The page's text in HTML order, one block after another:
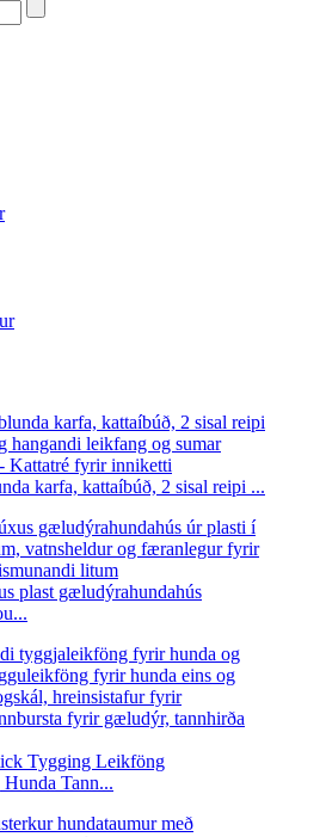
karfa, kattaíbúð, 2 sisal reipi ...
plast gæludýrahundahús
Tygging Leikföng
Tann...